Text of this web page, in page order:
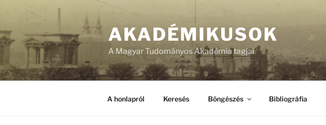
AKADÉMIKUSOK
A Magyar Tudományos Akadémia tagjai
A honlapról Keresés Böngészés Bibliográfia